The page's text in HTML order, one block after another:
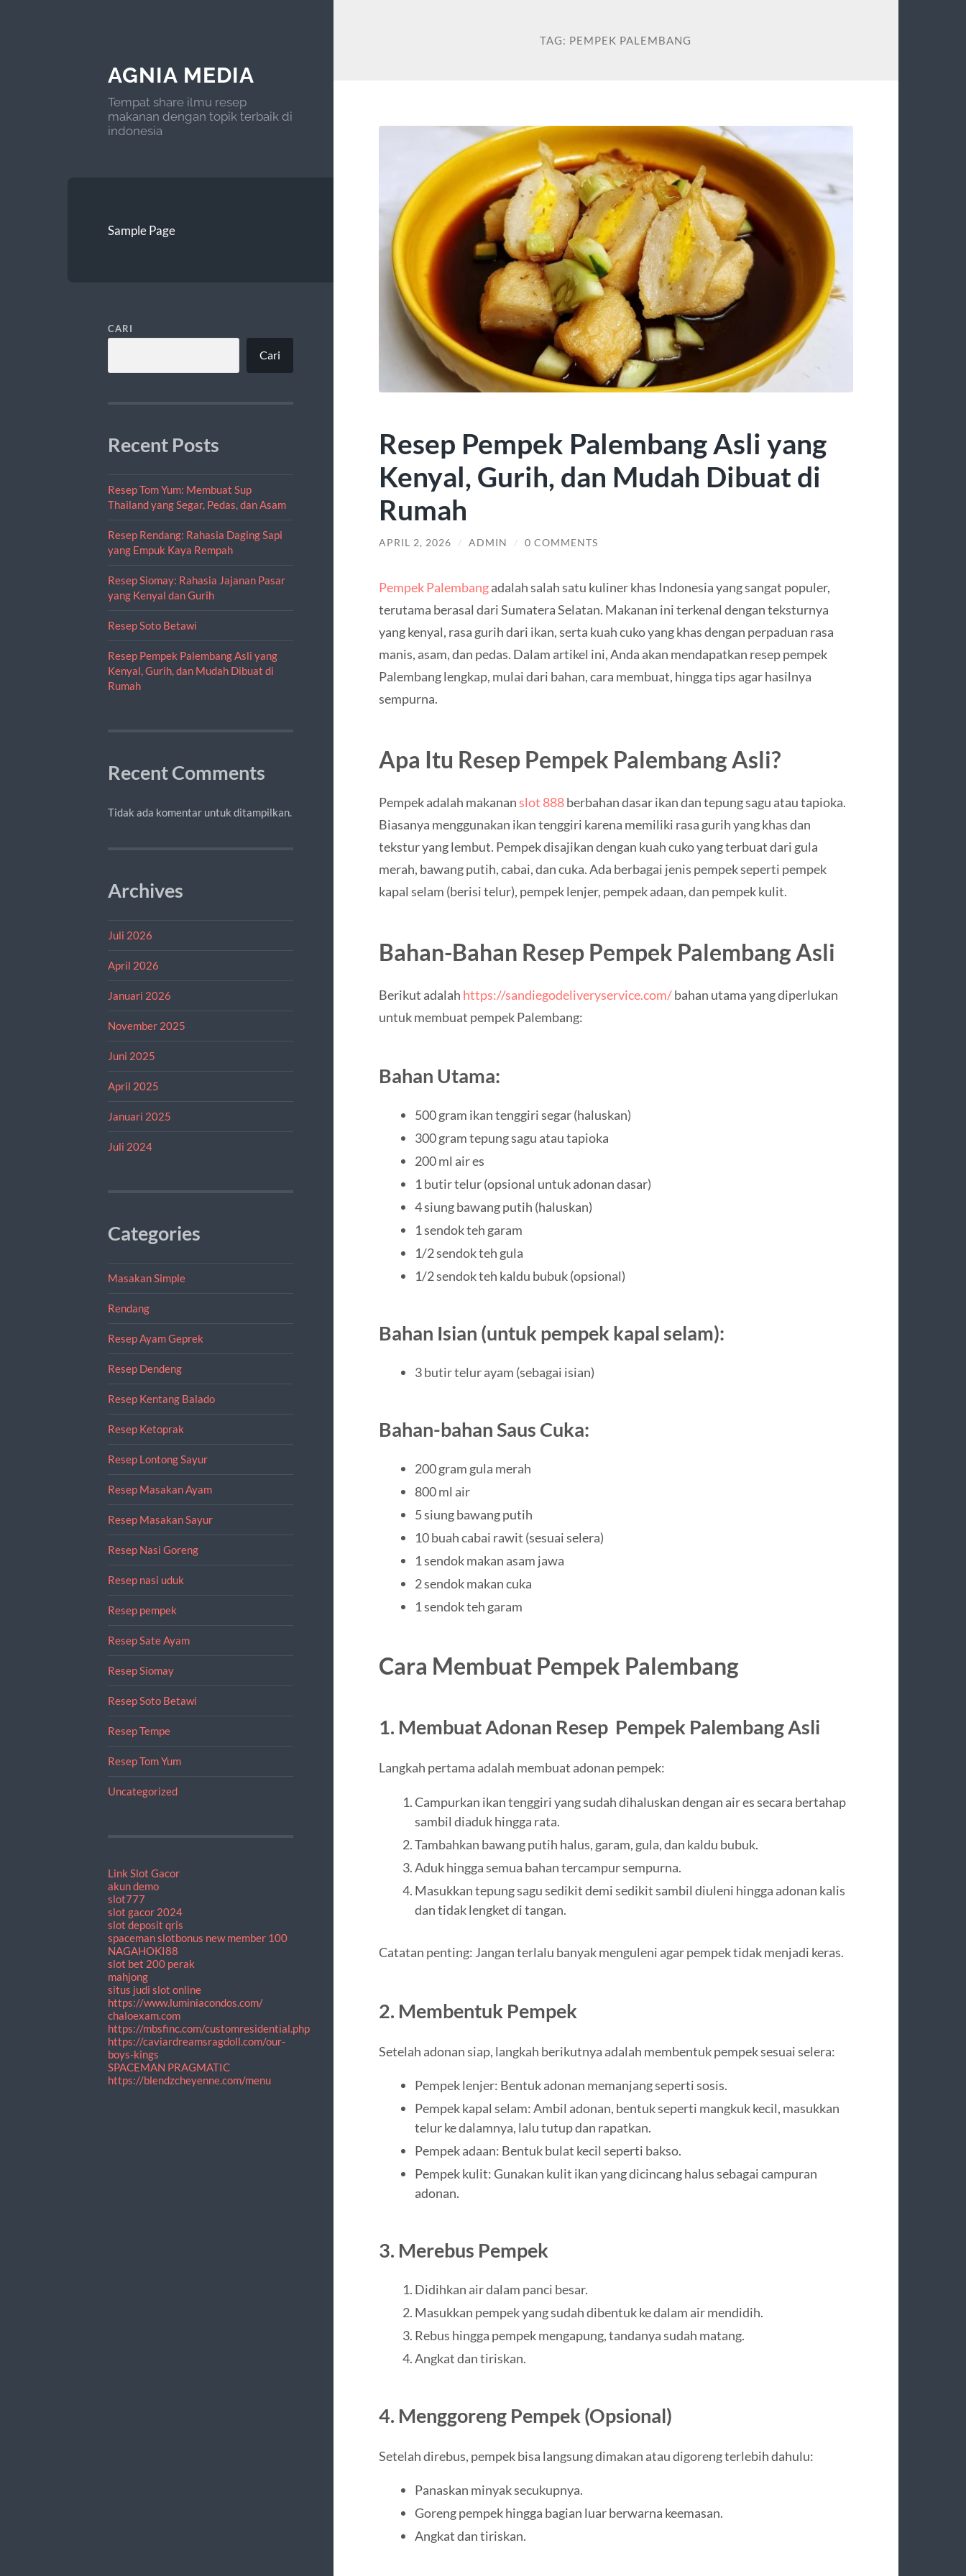
AGNIA MEDIA
Tempat share ilmu resep
makanan dengan topik terbaik di
indonesia
Sample Page
CARI
Cari
Recent Posts
Resep Tom Yum: Membuat Sup
Thailand yang Segar, Pedas, dan Asam
Resep Rendang: Rahasia Daging Sapi
yang Empuk Kaya Rempah
Resep Siomay: Rahasia Jajanan Pasar
yang Kenyal dan Gurih
Resep Soto Betawi
Resep Pempek Palembang Asli yang
Kenyal, Gurih, dan Mudah Dibuat di
Rumah
Recent Comments
Tidak ada komentar untuk ditampilkan.
Archives
Juli 2026
April 2026
Januari 2026
November 2025
Juni 2025
April 2025
Januari 2025
Juli 2024
Categories
Masakan Simple
Rendang
Resep Ayam Geprek
Resep Dendeng
Resep Kentang Balado
Resep Ketoprak
Resep Lontong Sayur
Resep Masakan Ayam
Resep Masakan Sayur
Resep Nasi Goreng
Resep nasi uduk
Resep pempek
Resep Sate Ayam
Resep Siomay
Resep Soto Betawi
Resep Tempe
Resep Tom Yum
Uncategorized
Link Slot Gacor
akun demo
slot777
slot gacor 2024
slot deposit qris
spaceman slotbonus new member 100
NAGAHOKI88
slot bet 200 perak
mahjong
situs judi slot online
https://www.luminiacondos.com/
chaloexam.com
https://mbsfinc.com/customresidential.php
https://caviardreamsragdoll.com/our-
boys-kings
SPACEMAN PRAGMATIC
https://blendzcheyenne.com/menu
TAG: PEMPEK PALEMBANG
Resep Pempek Palembang Asli yang
Kenyal, Gurih, dan Mudah Dibuat di
Rumah
APRIL 2, 2026 / ADMIN / 0 COMMENTS
Pempek Palembangadalah salah satu kuliner khas Indonesia yang sangat populer,
terutama berasal dari Sumatera Selatan. Makanan ini terkenal dengan teksturnya
yang kenyal, rasa gurih dari ikan, serta kuah cuko yang khas dengan perpaduan rasa
manis, asam, dan pedas. Dalam artikel ini, Anda akan mendapatkan resep pempek
Palembang lengkap, mulai dari bahan, cara membuat, hingga tips agar hasilnya
sempurna.
Apa Itu Resep Pempek Palembang Asli?
Pempek adalah makananslot 888berbahan dasar ikan dan tepung sagu atau tapioka.
Biasanya menggunakan ikan tenggiri karena memiliki rasa gurih yang khas dan
tekstur yang lembut. Pempek disajikan dengan kuah cuko yang terbuat dari gula
merah, bawang putih, cabai, dan cuka. Ada berbagai jenis pempek seperti pempek
kapal selam (berisi telur), pempek lenjer, pempek adaan, dan pempek kulit.
Bahan-Bahan Resep Pempek Palembang Asli
Berikut adalah https://sandiegodeliveryservice.com/bahan utama yang diperlukan
untuk membuat pempek Palembang:
Bahan Utama:
500 gram ikan tenggiri segar (haluskan)
300 gram tepung sagu atau tapioka
200 ml air es
1 butir telur (opsional untuk adonan dasar)
4 siung bawang putih (haluskan)
1 sendok teh garam
1/2 sendok teh gula
1/2 sendok teh kaldu bubuk (opsional)
Bahan Isian (untuk pempek kapal selam):
3 butir telur ayam (sebagai isian)
Bahan-bahan Saus Cuka:
200 gram gula merah
800 ml air
5 siung bawang putih
10 buah cabai rawit (sesuai selera)
1 sendok makan asam jawa
2 sendok makan cuka
1 sendok teh garam
Cara Membuat Pempek Palembang
1. Membuat Adonan Resep Pempek Palembang Asli
Langkah pertama adalah membuat adonan pempek:
Campurkan ikan tenggiri yang sudah dihaluskan dengan air es secara bertahap
sambil diaduk hingga rata.
Tambahkan bawang putih halus, garam, gula, dan kaldu bubuk.
Aduk hingga semua bahan tercampur sempurna.
Masukkan tepung sagu sedikit demi sedikit sambil diuleni hingga adonan kalis
dan tidak lengket di tangan.
Catatan penting: Jangan terlalu banyak menguleni agar pempek tidak menjadi keras.
2. Membentuk Pempek
Setelah adonan siap, langkah berikutnya adalah membentuk pempek sesuai selera:
Pempek lenjer: Bentuk adonan memanjang seperti sosis.
Pempek kapal selam: Ambil adonan, bentuk seperti mangkuk kecil, masukkan
telur ke dalamnya, lalu tutup dan rapatkan.
Pempek adaan: Bentuk bulat kecil seperti bakso.
Pempek kulit: Gunakan kulit ikan yang dicincang halus sebagai campuran
adonan.
3. Merebus Pempek
Didihkan air dalam panci besar.
Masukkan pempek yang sudah dibentuk ke dalam air mendidih.
Rebus hingga pempek mengapung, tandanya sudah matang.
Angkat dan tiriskan.
4. Menggoreng Pempek (Opsional)
Setelah direbus, pempek bisa langsung dimakan atau digoreng terlebih dahulu:
Panaskan minyak secukupnya.
Goreng pempek hingga bagian luar berwarna keemasan.
Angkat dan tiriskan.